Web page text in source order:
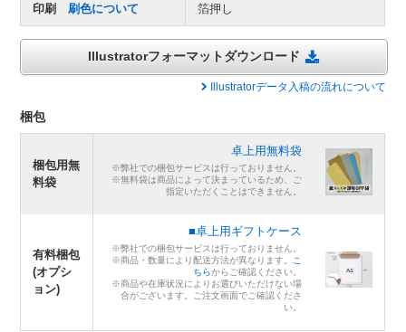
印刷 刷色について 箔押し
Illustratorフォーマットダウンロード
Illustratorデータ入稿の流れについて
梱包
梱包用無
料袋
卓上用無料袋
※弊社での梱包サービスは行っておりません。
※無料袋は商品によって決まっているため、ご
指定いただくことはできません。
有料梱包
(オプシ
ョン)
■卓上用ギフトケース
※弊社での梱包サービスは行っておりません。
※商品・数量により配送方法が異なります。
こ
ちらからご確認ください。
※商品や在庫状況によりお選びいただけない場
合がございます。ご注文画面でご確認くださ
い。